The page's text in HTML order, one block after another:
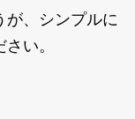
が、シンプルに
い。